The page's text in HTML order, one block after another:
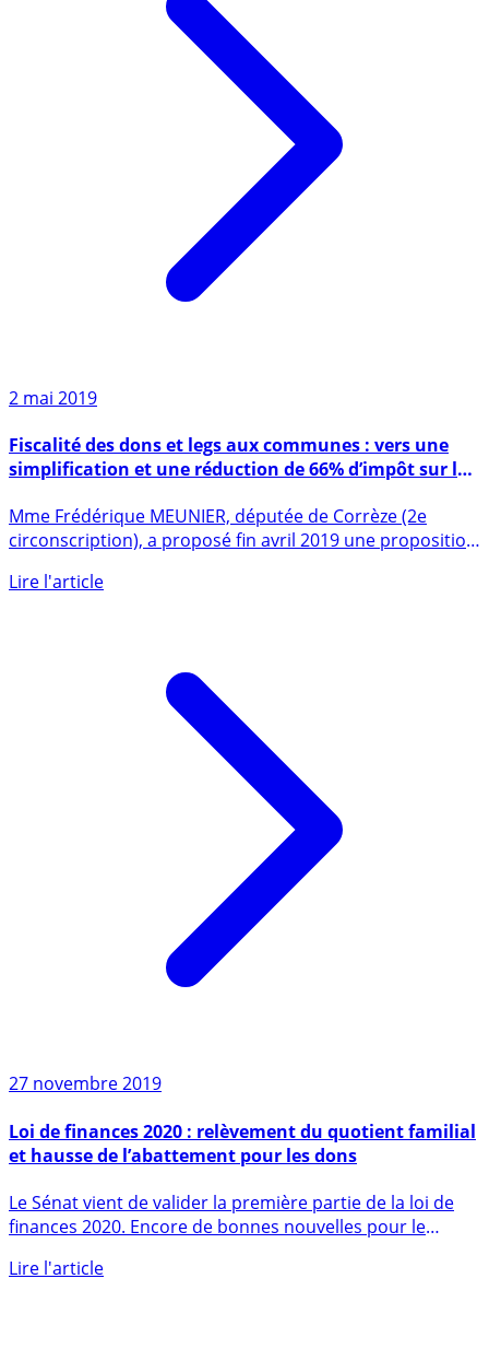
2 mai 2019
simplification et une réduction de 66% d’impôt sur le
revenu à la clé ?
circonscription), a proposé fin avril 2019 une proposition
27 novembre 2019
Loi de finances 2020 : relèvement du quotient familial
et hausse de l’abattement pour les dons
finances 2020. Encore de bonnes nouvelles pour le